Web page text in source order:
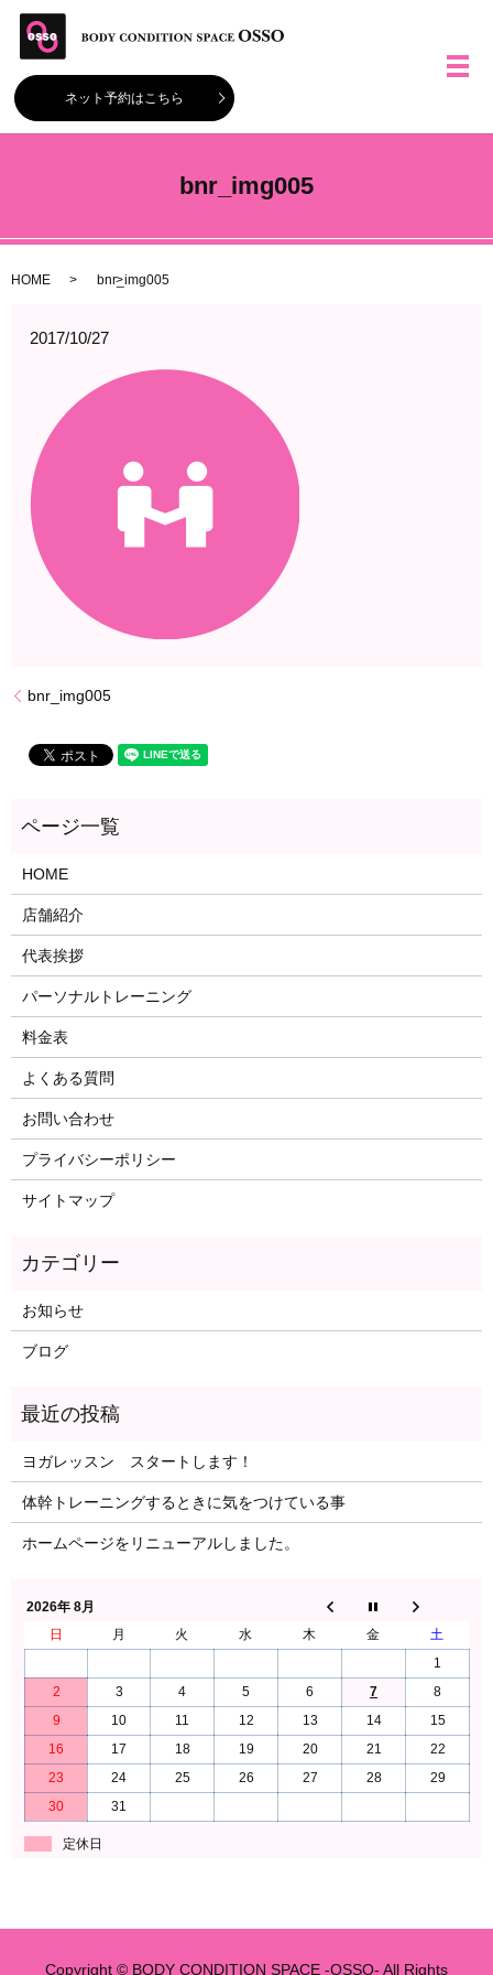
ネット予約はこちら
メ
bnr_img005
HOME bnr_img005
2017/10/27
bnr_img005
HOME
店舗紹介
代表挨拶
パーソナルトレーニング
料金表
よくある質問
お問い合わせ
プライバシーポリシー
サイトマップ
お知らせ
ブログ
ヨガレッスン スタートします！
体幹トレーニングするときに気をつけている事
ホームページをリニューアルしました。
2026年 8月
日
月 火 水 木 金
土
1
2
3 4 5 6 7
8
9
10 11 12 13 14
15
16
17 18 19 20 21
22
23
24 25 26 27 28
29
30
31
定休日
Copyright © BODY CONDITION SPACE -OSSO- All Rights